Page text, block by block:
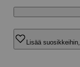
Lisää